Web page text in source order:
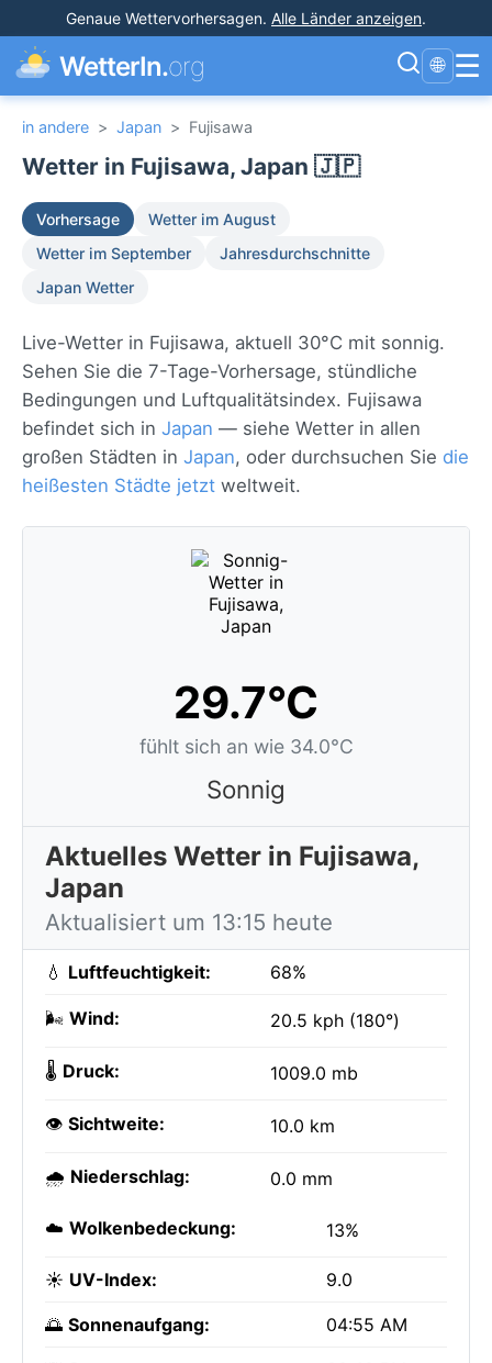
Genaue Wettervorhersagen. Alle Länder anzeigen.
WetterIn.org 🌐 ☰
in andere > Japan > Fujisawa
Wetter in Fujisawa, Japan 🇯🇵
Vorhersage
Wetter im August
Wetter im September
Jahresdurchschnitte
Japan Wetter
Live-Wetter in Fujisawa, aktuell 30°C mit sonnig.
Sehen Sie die 7-Tage-Vorhersage, stündliche
Bedingungen und Luftqualitätsindex. Fujisawa
befindet sich in Japan — siehe Wetter in allen
großen Städten in Japan, oder durchsuchen Sie die
heißesten Städte jetzt weltweit.
29.7°C
fühlt sich an wie 34.0°C
Sonnig
Aktuelles Wetter in Fujisawa,
Japan
Aktualisiert um 13:15 heute
💧 Luftfeuchtigkeit: 68%
🌬️ Wind: 20.5 kph (180°)
🌡️ Druck: 1009.0 mb
👁️ Sichtweite: 10.0 km
🌧️ Niederschlag: 0.0 mm
☁️ Wolkenbedeckung: 13%
☀️ UV-Index: 9.0
🌅 Sonnenaufgang: 04:55 AM